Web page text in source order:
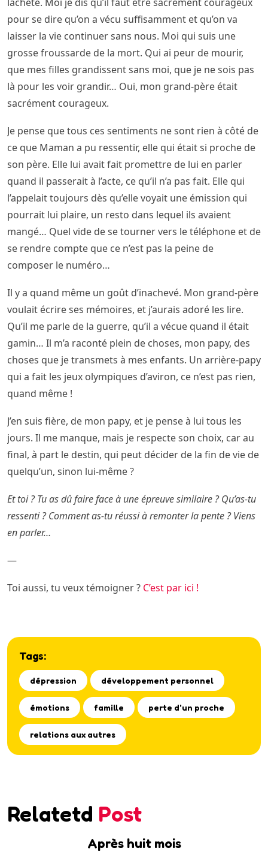
pour se dire qu’on a vécu suffisamment et qu’on va
laisser la vie continuer sans nous. Moi qui suis une
grosse froussarde de la mort. Qui ai peur de mourir,
que mes filles grandissent sans moi, que je ne sois pas
là pour les voir grandir… Oui, mon grand-père était
sacrément courageux.
Je pense que tous ces sentiments ne sont rien à côté de
ce que Maman a pu ressentir, elle qui était si proche de
son père. Elle lui avait fait promettre de lui en parler
quand il passerait à l’acte, ce qu’il n’a pas fait. Elle qui
l’appelait toujours dès qu’elle voyait une émission qui
pourrait lui plaire, un resto dans lequel ils avaient
mangé… Quel vide de se tourner vers le téléphone et de
se rendre compte que ce n’est pas la peine de
composer le numéro…
Il y a quand même un goût d’inachevé. Mon grand-père
voulait écrire ses mémoires, et j’aurais adoré les lire.
Qu’il me parle de la guerre, qu’il a vécue quand il était
gamin… Il m’a raconté plein de choses, mon papy, des
choses que je transmets à mes enfants. Un arrière-papy
qui a fait les jeux olympiques d’aviron, ce n’est pas rien,
quand même !
J’en suis fière, de mon papy, et je pense à lui tous les
jours. Il me manque, mais je respecte son choix, car au
final, à part le destin, qui peut décider de la fin de vie de
quelqu’un, sinon lui-même ?
Et toi ? Tu as dû faire face à une épreuve similaire ? Qu’as-tu
ressenti ? Comment as-tu réussi à remonter la pente ? Viens
en parler…
—
Toi aussi, tu veux témoigner ? C’est par ici !
Tags:
dépression développement personnel
émotions famille perte d'un proche
relations aux autres
Relatetd Post
Après huit mois